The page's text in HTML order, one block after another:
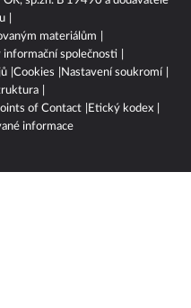
materiálům
informační společnosti
Cookies
Nastavení soukromí
of Contact
Etický kodex
informace